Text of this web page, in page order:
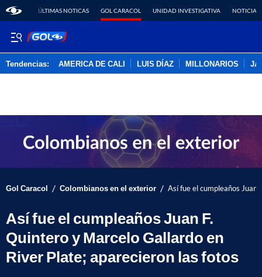
ÚLTIMAS NOTICAS GOL CARACOL UNIDAD INVESTIGATIVA NOTICIAS
Tendencias: AMERICA DE CALI LUIS DÍAZ MILLONARIOS
Gol Caracol / Colombianos en el exterior / Así fue el cumpleaños Juan
Así fue el cumpleaños Juan F.
Quintero y Marcelo Gallardo en
River Plate; aparecieron las fotos